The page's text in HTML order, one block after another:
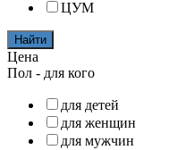
ЦУМ
Найти
Цена
Пол - для кого
для детей
для женщин
для мужчин